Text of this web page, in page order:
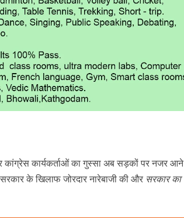
कांग्रेस कार्यकर्ताओं का गुस्सा अब सड़कों पर नजर आने
के खिलाफ जोरदार नारेबाजी की और सरकार का